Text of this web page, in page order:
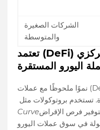
الشركات الصغيرة
والمتوسطة
بروتوكولات التمويل اللامركزي (DeFi) تعتمد
اليورو المستقرة
يشهد نظام التمويل اللامركزي (DeFi) نموًا ملحوظًا مع عملات
تستخدم بروتوكولات مثل
Curveفرص الإقراض
في سوق عملات اليورو